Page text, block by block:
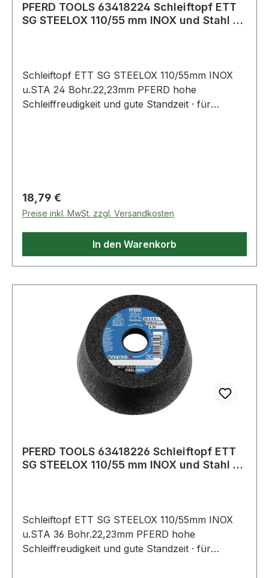
PFERD TOOLS 63418224 Schleiftopf ETT
SG STEELOX 110/55 mm INOX und Stahl 24
Schleiftopf ETT SG STEELOX 110/55mm INOX
u.STA 24 Bohr.22,23mm PFERD hohe
Schleiffreudigkeit und gute Standzeit · für
Regulärer Preis:
18,79 €
Preise inkl. MwSt. zzgl. Versandkosten
In den Warenkorb
PFERD TOOLS 63418226 Schleiftopf ETT
SG STEELOX 110/55 mm INOX und Stahl 36
Schleiftopf ETT SG STEELOX 110/55mm INOX
u.STA 36 Bohr.22,23mm PFERD hohe
Schleiffreudigkeit und gute Standzeit · für